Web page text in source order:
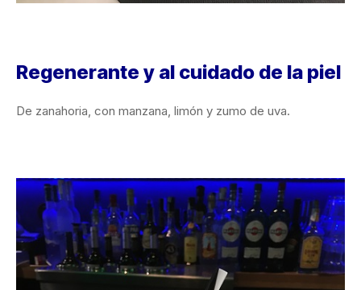
Regenerante y al cuidado de la piel
De zanahoria, con manzana, limón y zumo de uva.